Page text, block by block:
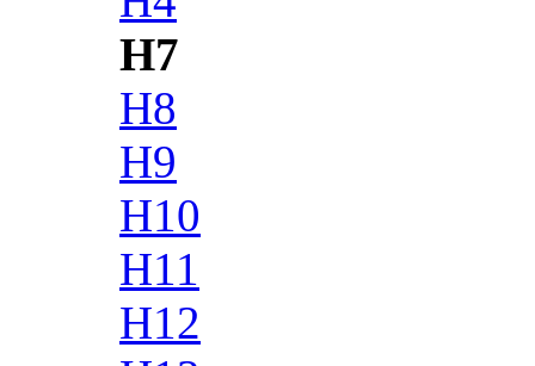
H7
H8
H9
H10
H11
H12